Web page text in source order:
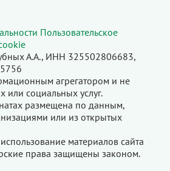
Пользовательское
А.А., ИНН 325502806683,
агрегатором и не
или социальных услуг.
размещена по данным,
или из открытых
материалов сайта
права защищены законом.